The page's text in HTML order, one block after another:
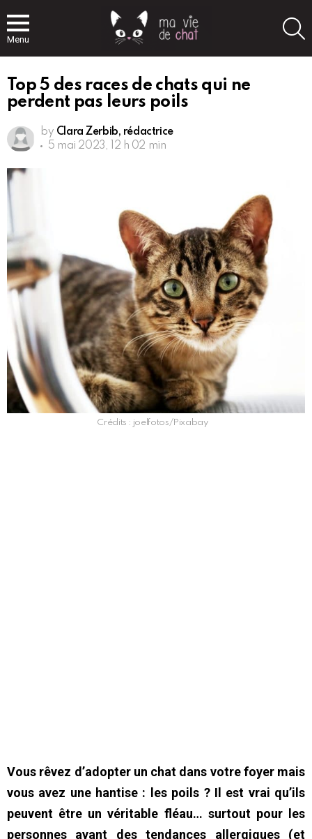
Menu
Top 5 des races de chats qui ne
perdent pas leurs poils
by Clara Zerbib, rédactrice
5 mai 2023, 12 h 02 min
Crédits : joelfotos/Pixabay
Vous rêvez d’adopter un chat dans votre foyer mais
vous avez une hantise : les poils ? Il est vrai qu’ils
peuvent être un véritable fléau… surtout pour les
personnes ayant des tendances allergiques (et